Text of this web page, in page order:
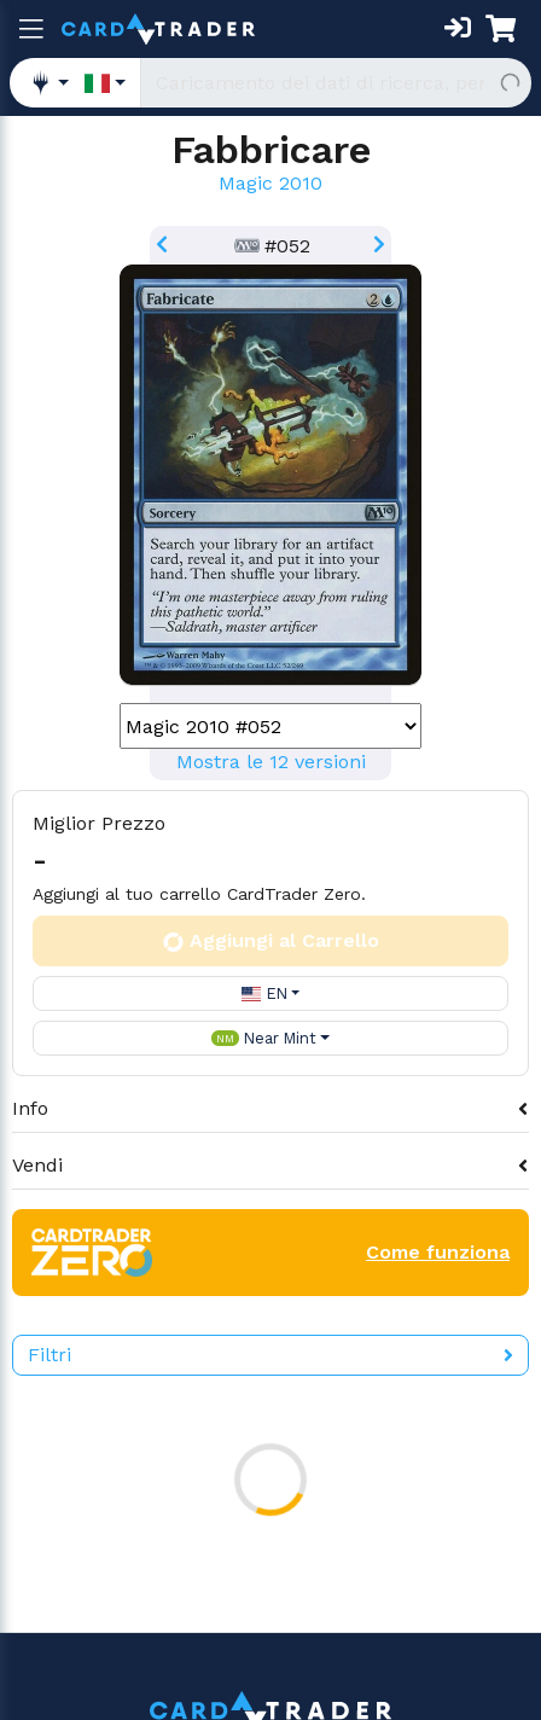
Fabbricare
Magic 2010
#052
Mostra le 12 versioni
Miglior Prezzo
-
Aggiungi al tuo carrello CardTrader Zero.
Aggiungi al Carrello
EN
NM Near Mint
Info
Vendi
Come funziona
Filtri